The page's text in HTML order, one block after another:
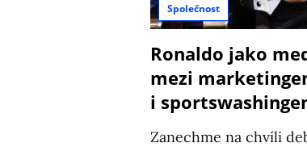
Společnost
Ronaldo jako
mezi
i
Zanechme na chvíli